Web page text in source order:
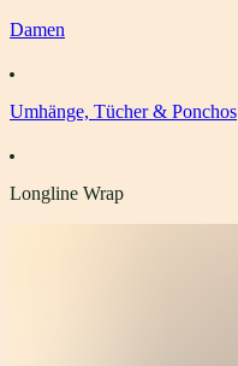
Damen
Umhänge, Tücher & Ponchos
Longline Wrap